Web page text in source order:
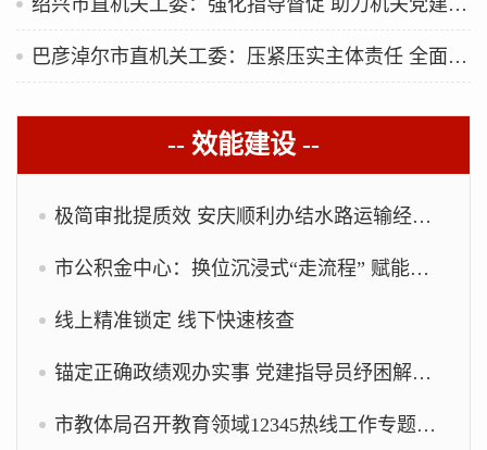
绍兴市直机关工委：强化指导督促 助力机关党建提质增效
巴彦淖尔市直机关工委：压紧压实主体责任 全面提高机关党建质量
-- 效能建设 --
极简审批提质效 安庆顺利办结水路运输经营许可“一件事”首单业务
市公积金中心：换位沉浸式“走流程” 赋能政务服务提质升级
线上精准锁定 线下快速核查
锚定正确政绩观办实事 党建指导员纾困解难暖人心
市教体局召开教育领域12345热线工作专题调度会